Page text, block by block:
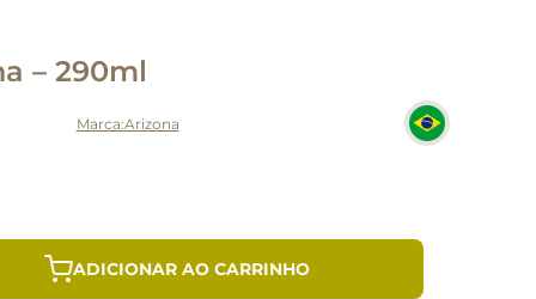
– 290ml
Arizona
ADICIONAR AO CARRINHO